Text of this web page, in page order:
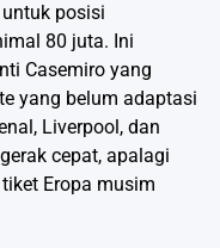
posisi
80 juta. Ini
Casemiro yang
yang belum adaptasi
Liverpool, dan
cepat, apalagi
Eropa musim